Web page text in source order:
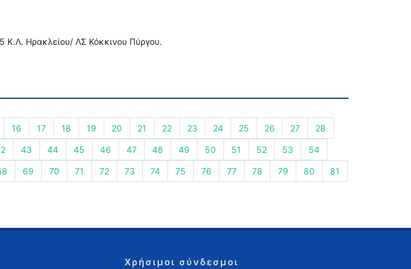
K.Λ. Ηρακλείου/ ΛΣ Κόκκινου Πύργου.
16 17 18 19 20 21 22 23 24 25 26 27 28
43 44 45 46 47 48 49 50 51 52 53 54
69 70 71 72 73 74 75 76 77 78 79 80 81
Χρήσιμοι σύνδεσμοι